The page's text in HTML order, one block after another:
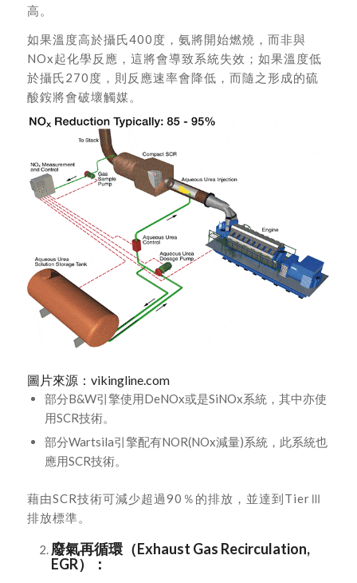
高。
如果溫度高於攝氏400度，氨將開始燃燒，而非與
NOx起化學反應，這將會導致系統失效；如果溫度低
於攝氏270度，則反應速率會降低，而隨之形成的硫
酸銨將會破壞觸媒。
圖片來源：vikingline.com
部分B&W引擎使用DeNOx或是SiNOx系統，其中亦使
用SCR技術。
部分Wartsila引擎配有NOR(NOx減量)系統，此系統也
應用SCR技術。
藉由SCR技術可減少超過90％的排放，並達到TierⅢ
排放標準。
廢氣再循環（Exhaust Gas Recirculation,
EGR）：